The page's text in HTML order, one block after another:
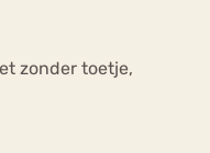
zonder toetje,